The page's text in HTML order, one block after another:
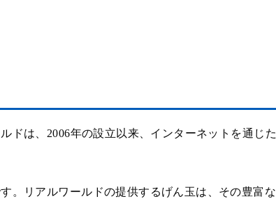
ドは、2006年の設立以来、インターネットを通じた
。リアルワールドの提供するげん玉は、その豊富な